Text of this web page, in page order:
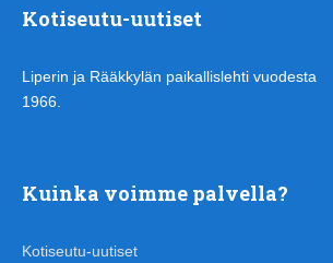
Kotiseutu-uutiset
Liperin ja Rääkkylän paikallislehti vuodesta
1966.
Kuinka voimme palvella?
Kotiseutu-uutiset